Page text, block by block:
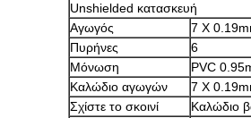
Unshielded κατασκευή
Αγωγός
7 X
Πυρήνες
6
Μόνωση
PVC
Καλώδιο αγωγών
7 X
Σχίστε το σκοινί
Καλώδιο